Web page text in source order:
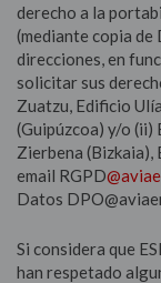
derecho a la
(mediante copia
direcciones, en
solicitar sus
Zuatzu, Edificio
(Guipúzcoa) y/o (ii)
Zierbena (Bizkaia),
email RGPD
Datos
Si considera que
han respetado